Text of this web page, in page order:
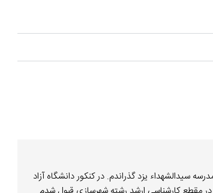
را در مدرسه سیدالشهداء یزد گذراندم. در کنکور دانشگاه آزاد